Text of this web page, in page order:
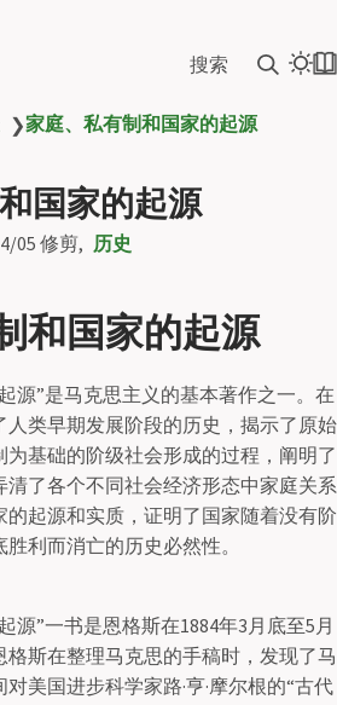
搜索
❯家庭、私有制和国家的起源
国家的起源
05 修剪 历史
和国家的起源
源”是马克思主义的基本著作之一。在
类早期发展阶段的历史，揭示了原始
基础的阶级社会形成的过程，阐明了
清了各个不同社会经济形态中家庭关系
起源和实质，证明了国家随着没有阶
利而消亡的历史必然性。
源”一书是恩格斯在1884年3月底至5月
斯在整理马克思的手稿时，发现了马
美国进步科学家路·亨·摩尔根的“古代